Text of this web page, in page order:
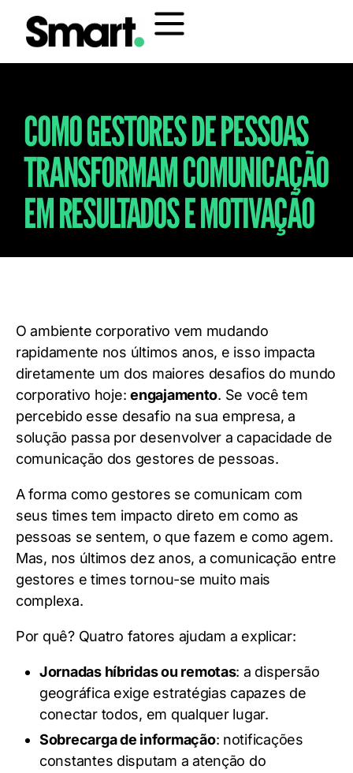
COMO GESTORES DE PESSOAS
TRANSFORMAM COMUNICAÇÃO
EM RESULTADOS E MOTIVAÇÃO
O ambiente corporativo vem mudando
rapidamente nos últimos anos, e isso impacta
diretamente um dos maiores desafios do mundo
corporativo hoje:engajamento. Se você tem
percebido esse desafio na sua empresa, a
solução passa por desenvolver a capacidade de
comunicação dos gestores de pessoas.
A forma como gestores se comunicam com
seus times tem impacto direto em como as
pessoas se sentem, o que fazem e como agem.
Mas, nos últimos dez anos, a comunicação entre
gestores e times tornou-se muito mais
complexa.
Por quê? Quatro fatores ajudam a explicar:
Jornadas híbridas ou remotas: a dispersão
geográfica exige estratégias capazes de
conectar todos, em qualquer lugar.
Sobrecarga de informação: notificações
constantes disputam a atenção do